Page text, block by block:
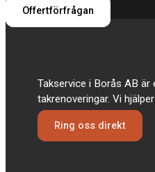
Offertförfrågan
Takservice i Borås AB
takrenoveringar. Vi
Ring oss direkt